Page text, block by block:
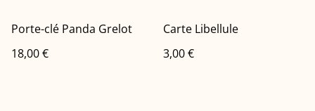
Porte-clé Panda Grelot
18,00 €
Carte Libellule
3,00 €